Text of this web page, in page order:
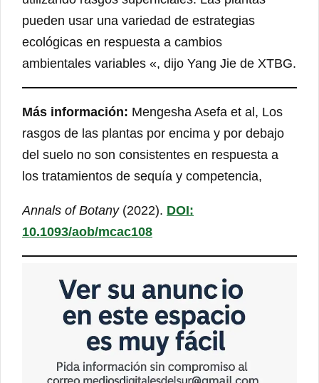
pueden usar una variedad de estrategias
ecológicas en respuesta a cambios
ambientales variables «, dijo Yang Jie de XTBG.
Más información: Mengesha Asefa et al, Los
rasgos de las plantas por encima y por debajo
del suelo no son consistentes en respuesta a
los tratamientos de sequía y competencia,
Annals of Botany(2022). DOI:
10.1093/aob/mcac108